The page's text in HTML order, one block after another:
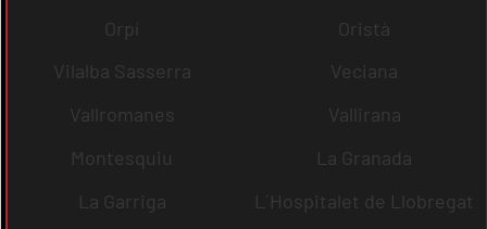
Orpí
Oristà
Vilalba Sasserra
Veciana
Vallromanes
Vallirana
Montesquiu
La Granada
La Garriga
L´Hospitalet de Llobregat